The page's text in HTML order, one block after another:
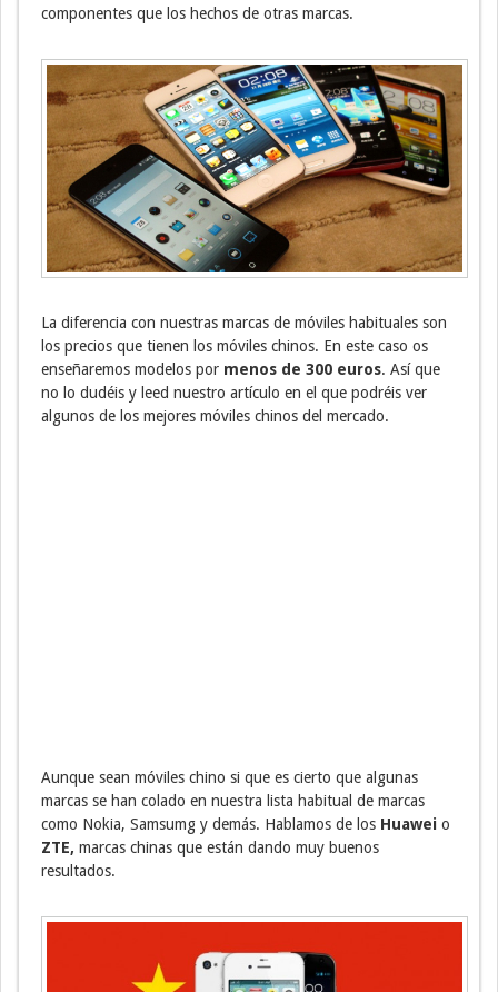
componentes que los hechos de otras marcas.
La diferencia con nuestras marcas de móviles habituales son
los precios que tienen los móviles chinos. En este caso os
enseñaremos modelos por menos de 300 euros. Así que
no lo dudéis y leed nuestro artículo en el que podréis ver
algunos de los mejores móviles chinos del mercado.
Aunque sean móviles chino si que es cierto que algunas
marcas se han colado en nuestra lista habitual de marcas
como Nokia, Samsumg y demás. Hablamos de los Huawei o
ZTE, marcas chinas que están dando muy buenos
resultados.